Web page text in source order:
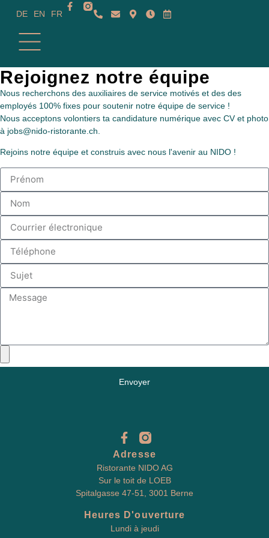
DE EN FR
Rejoignez notre équipe
Nous recherchons des auxiliaires de service motivés et des des
employés 100% fixes pour soutenir notre équipe de service !
Nous acceptons volontiers ta candidature numérique avec CV et photo
à jobs@nido-ristorante.ch
Rejoins notre équipe et construis avec nous l'avenir au NIDO !
Envoyer
Adresse
Ristorante NIDO AG
Sur le toit de LOEB
Spitalgasse 47-51, 3001 Berne
Heures D'ouverture
Lundi à jeudi